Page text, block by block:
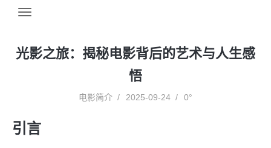
光影之旅：揭秘电影背后的艺术与人生感
悟
电影简介 2025-09-24 0°
引言